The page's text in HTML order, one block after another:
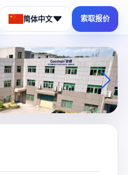
简体中文 索取报价